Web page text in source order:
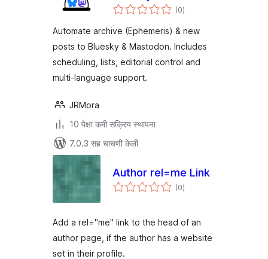
Mastodon
(0एकूण
मूल्यांकन
)
Automate archive (Ephemeris) & new
posts to Bluesky & Mastodon. Includes
scheduling, lists, editorial control and
multi-language support.
JRMora
10 पेक्षा कमी सक्रिय स्थापना
7.0.3 सह चाचणी केली
Author rel=me Link
(0एकूण
मूल्यांकन
)
Add a rel="me" link to the head of an
author page, if the author has a website
set in their profile.